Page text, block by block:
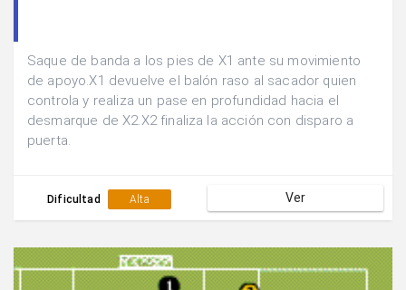
Saque de banda a los pies de X1 ante su movimiento
de apoyo.X1 devuelve el balón raso al sacador quien
controla y realiza un pase en profundidad hacia el
desmarque de X2.X2 finaliza la acción con disparo a
puerta.
Dificultad Alta Ver